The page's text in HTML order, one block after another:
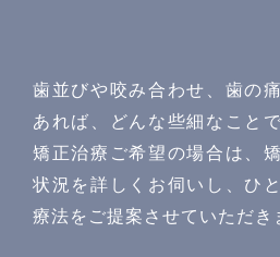
歯並びや咬み合わせ、歯の
あれば、どんな些細なこと
矯正治療ご希望の場合は、
状況を詳しくお伺いし、ひ
療法をご提案させていただき